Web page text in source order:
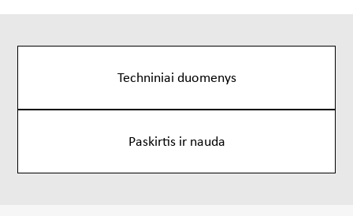
Techniniai duomenys
Paskirtis ir nauda